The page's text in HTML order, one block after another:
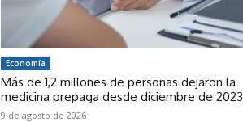
Economía
Más de 1,2 millones de personas dejaron la
medicina prepaga desde diciembre de 2023
9 de agosto de 2026